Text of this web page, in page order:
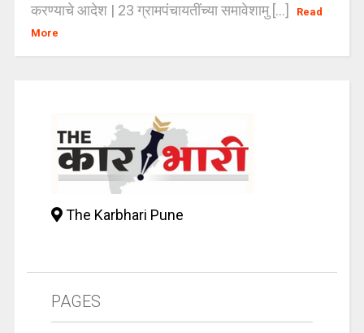
करण्याचे आदेश | 23 ग्रामपंचायतींच्या समावेशामु [...]
Read
More
The Karbhari Pune
PAGES